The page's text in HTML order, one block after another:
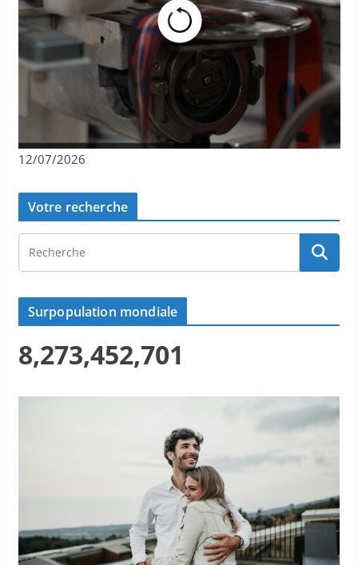
12/07/2026
Votre recherche
Surpopulation mondiale
8,273,452,706